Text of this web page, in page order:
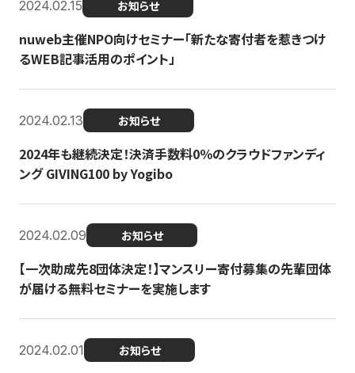
2024.02.15 お知らせ
nuweb主催NPO向けセミナー「新たな寄付者を惹きつけ
るWEB記事活用のポイント」
2024.02.13 お知らせ
2024年も継続決定！決済手数料0％のクラウドファンディ
ング GIVING100 by Yogibo
2024.02.09 お知らせ
【一次助成先8団体決定！】マンスリー寄付募集の先輩団体
が届ける無料セミナーを実施します
2024.02.01 お知らせ